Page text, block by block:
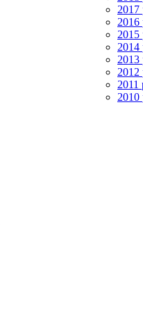
2017
2016
2015
2014
2013
2012
2011
2010